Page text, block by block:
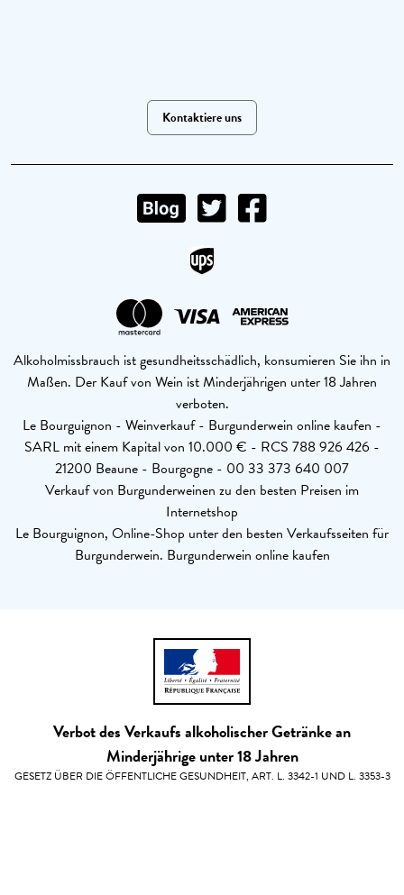
Kontaktiere uns
Alkoholmissbrauch ist gesundheitsschädlich, konsumieren Sie ihn in
Maßen. Der Kauf von Wein ist Minderjährigen unter 18 Jahren
verboten.
Le Bourguignon - Weinverkauf - Burgunderwein online kaufen -
SARL mit einem Kapital von 10.000 € - RCS 788 926 426 -
21200 Beaune - Bourgogne - 00 33 373 640 007
Verkauf von Burgunderweinen zu den besten Preisen im
Internetshop
Le Bourguignon, Online-Shop unter den besten Verkaufsseiten für
Burgunderwein. Burgunderwein online kaufen
Verbot des Verkaufs alkoholischer Getränke an
Minderjährige unter 18 Jahren
GESETZ ÜBER DIE ÖFFENTLICHE GESUNDHEIT, ART. L. 3342-1 UND L. 3353-3